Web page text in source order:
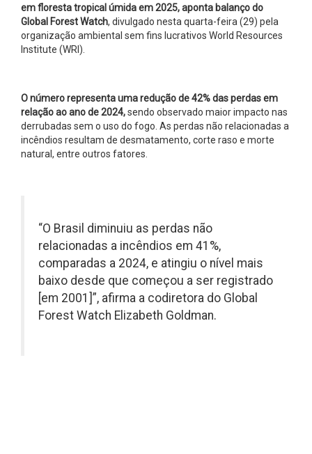
em floresta tropical úmida em 2025, aponta balanço do
Global Forest Watch, divulgado nesta quarta-feira (29) pela
organização ambiental sem fins lucrativos World Resources
Institute (WRI).
O número representa uma redução de 42% das perdas em
relação ao ano de 2024,sendo observado maior impacto nas
derrubadas sem o uso do fogo. As perdas não relacionadas a
incêndios resultam de desmatamento, corte raso e morte
natural, entre outros fatores.
“O Brasil diminuiu as perdas não
relacionadas a incêndios em 41%,
comparadas a 2024, e atingiu o nível mais
baixo desde que começou a ser registrado
[em 2001]”, afirma a codiretora do Global
Forest Watch Elizabeth Goldman.